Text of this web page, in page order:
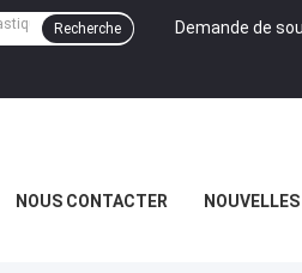
Demande de
Recherche
NOUS CONTACTER NOUVELLES